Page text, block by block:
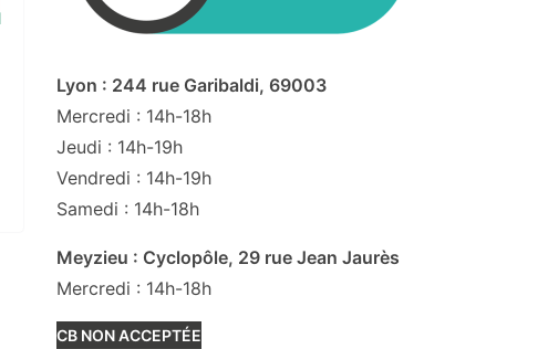
Lyon : 244 rue Garibaldi, 69003
Mercredi : 14h-18h
Jeudi : 14h-19h
Vendredi : 14h-19h
Samedi : 14h-18h
Meyzieu : Cyclopôle, 29 rue Jean Jaurès
Mercredi : 14h-18h
CB NON ACCEPTÉE